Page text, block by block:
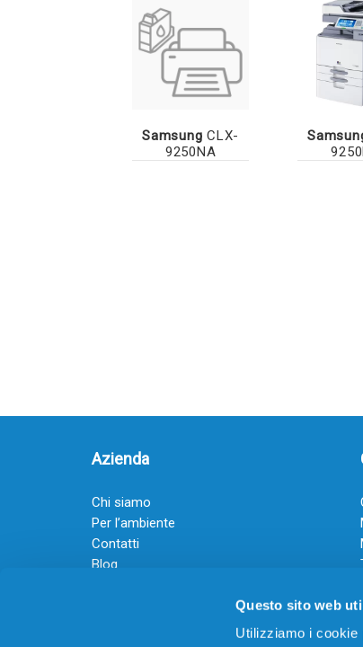
Questo sito web
Utilizziamo i cookie
Samsung CLX-
9250NA
Azienda
Chi siamo
Per l’ambiente
Contatti
Blog
Guadagna con il Dropship